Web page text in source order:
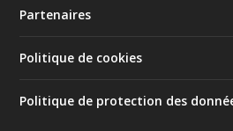
Partenaires
Politique de cookies
Politique de protection des